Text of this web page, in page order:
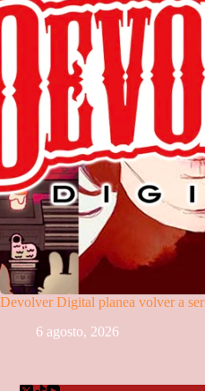
Devolver Digital planea volver a
6 agosto, 2026